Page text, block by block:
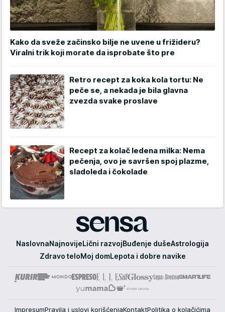
Kako da sveže začinsko bilje ne uvene u frižideru?
Viralni trik koji morate da isprobate što pre
Retro recept za koka kola tortu: Ne
peče se, a nekada je bila glavna
zvezda svake proslave
Recept za kolač ledena milka: Nema
pečenja, ovo je savršen spoj plazme,
sladoleda i čokolade
Sensa
NaslovnaNajnovijeLični razvojBuđenje dušeAstrologija
Zdravo teloMoj domLepota i dobre navike
ImpresumPravila i uslovi korišćenjaKontaktPolitika o kolačićima